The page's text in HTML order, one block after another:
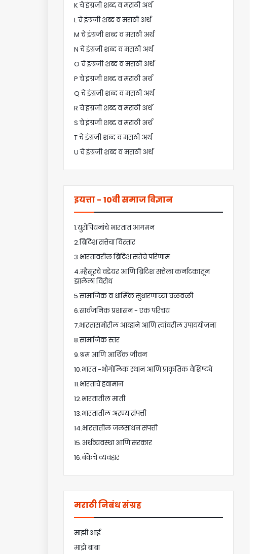
K चे इंग्रजी शब्द व मराठी अर्थ
L चे इंग्रजी शब्द व मराठी अर्थ
M चे इंग्रजी शब्द व मराठी अर्थ
N चे इंग्रजी शब्द व मराठी अर्थ
O चे इंग्रजी शब्द व मराठी अर्थ
P चे इंग्रजी शब्द व मराठी अर्थ
Q चे इंग्रजी शब्द व मराठी अर्थ
R चे इंग्रजी शब्द व मराठी अर्थ
S चे इंग्रजी शब्द व मराठी अर्थ
T चे इंग्रजी शब्द व मराठी अर्थ
U चे इंग्रजी शब्द व मराठी अर्थ
इयत्ता - 10वी समाज विज्ञान
1.युरोपियनांचे भारतात आगमन
2.ब्रिटिश सत्तेचा विस्तार
3.भारतावरील ब्रिटिश सत्तेचे परिणाम
4.म्हैसूरचे वडेयर आणि ब्रिटिश सत्तेला कर्नाटकातून
झालेला विरोध
5.सामाजिक व धार्मिक सुधारणांच्या चळवळी
6.सार्वजनिक प्रशासन - एक परिचय
7.भारतासमोरील आव्हाने आणि त्यांवरील उपाययोजना
8.सामाजिक स्तर
9.श्रम आणि आर्थिक जीवन
10.भारत -भौगोलिक स्थान आणि प्राकृतिक वैशिष्ट्ये
11.भारताचे हवामान
12.भारतातील माती
13.भारतातील अरण्य संपत्ती
14.भारतातील जलसाधन संपत्ती
15.अर्थव्यवस्था आणि सरकार
16.बँकेचे व्यवहार
मराठी निबंध संग्रह
माझी आई
माझे बाबा